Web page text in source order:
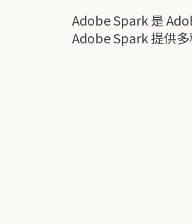
Adobe Spark 是
Adobe Spark 提供